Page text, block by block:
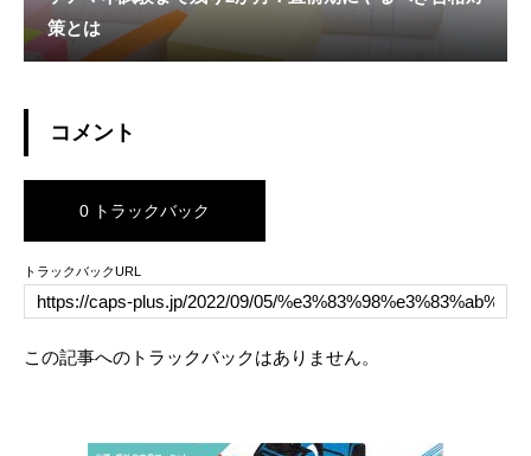
策とは
コメント
0 トラックバック
トラックバックURL
この記事へのトラックバックはありません。